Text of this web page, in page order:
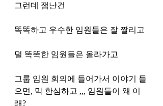
그런데 잼난건
똑똑하고 우수한 임원들은 잘 짤리고
덜 똑똑한 임원들은 올라가고
그룹 임원 회의에 들어가서 이야기 들
으면, 막 한심하고 ,,, 임원들이 왜 이
래?